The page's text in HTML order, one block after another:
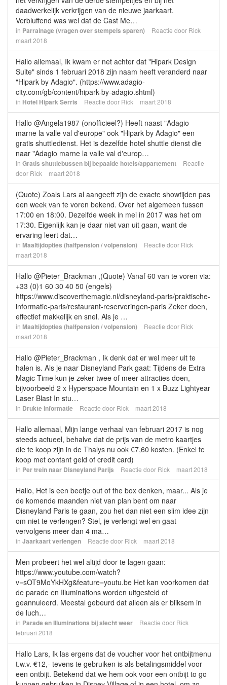
daadwerkelijk verkrijgen van de nieuwe jaarkaart.
Verbluffend was wel dat de Cast Me…
in Parrainage (vragen over stempels sparen) Reactie door Rick
maart 2018
Hallo allemaal, Ik kwam er net achter dat "Hipark Design
Suite" sinds 1 februari 2018 zijn naam heeft veranderd naar
"Hipark by Adagio". (https://www.adagio-
city.com/gb/content/hipark-by-adagio.shtml)
in Hotel Hipark Serris Reactie door Rick maart 2018
Hallo @Angela1987 (onofficieel?) Heeft naast "Adagio
marne la valle val d'europe" ook "Hipark by Adagio" een
gratis shuttledienst. Het is dezelfde hotel shuttle dienst die
naar "Adagio marne la valle val d'europ…
in Gratis shuttlebussen bij bepaalde hotels/appartement
Reactie
door Rick maart 2018
(Quote) Zoals Lars al aangeeft zijn de exacte showtijden pas
een week van te voren bekend. Over het algemeen tussen
17:00 en 18:00. Dezelfde week in mei in 2017 was het om
17:30. Eigenlijk kan je daar niet van uit gaan, want de
ervaring leert dat…
in Maaltijdopties (halfpension / volpension) Reactie door Rick
maart 2018
Hallo @Pieter_Brackman ,(Quote) Vanaf 60 van te voren via:
+33 (0)1 60 30 40 50 (engels)
https://www.discoverthemagic.nl/disneyland-paris/praktische-
informatie-paris/restaurant-reserveringen-paris Zeker doen,
effectief makkelijk en snel. Als je …
in Maaltijdopties (halfpension / volpension) Reactie door Rick
maart 2018
Hallo @Pieter_Brackman , Ik denk dat er wel meer uit te
halen is. Als je naar Disneyland Park gaat: Tijdens de Extra
Magic Time kun je zeker twee of meer attracties doen,
bijvoorbeeld 2 x Hyperspace Mountain en 1 x Buzz Lightyear
Laser Blast In stu…
in Drukte informatie Reactie door Rick maart 2018
Hallo allemaal, Mijn lange verhaal van februari 2017 is nog
steeds actueel, behalve dat de prijs van de metro kaartjes
die te koop zijn in de Thalys nu ook €7,60 kosten. (Enkel te
koop met contant geld of credit card)
in Per trein naar Disneyland Parijs Reactie door Rick maart 2018
Hallo, Het is een beetje out of the box denken, maar... Als je
de komende maanden niet van plan bent om naar
Disneyland Paris te gaan, zou het dan niet een slim idee zijn
om niet te verlengen? Stel, je verlengt wel en gaat
vervolgens meer dan 4 ma…
in Jaarkaart verlengen Reactie door Rick maart 2018
Men probeert het wel altijd door te lagen gaan:
https://www.youtube.com/watch?
v=sOT9MoYkHXg&feature=youtu.be Het kan voorkomen dat
de parade en Illuminations worden uitgesteld of
geannuleerd. Meestal gebeurd dat alleen als er bliksem in
de luch…
in Parade en Illuminations bij slecht weer Reactie door Rick
februari 2018
Hallo Lars, Ik las ergens dat de voucher voor het ontbijtmenu
t.w.v. €12,- tevens te gebruiken is als betalingsmiddel voor
een ontbijt. Betekend dat we hem ook voor een ontbijt to go